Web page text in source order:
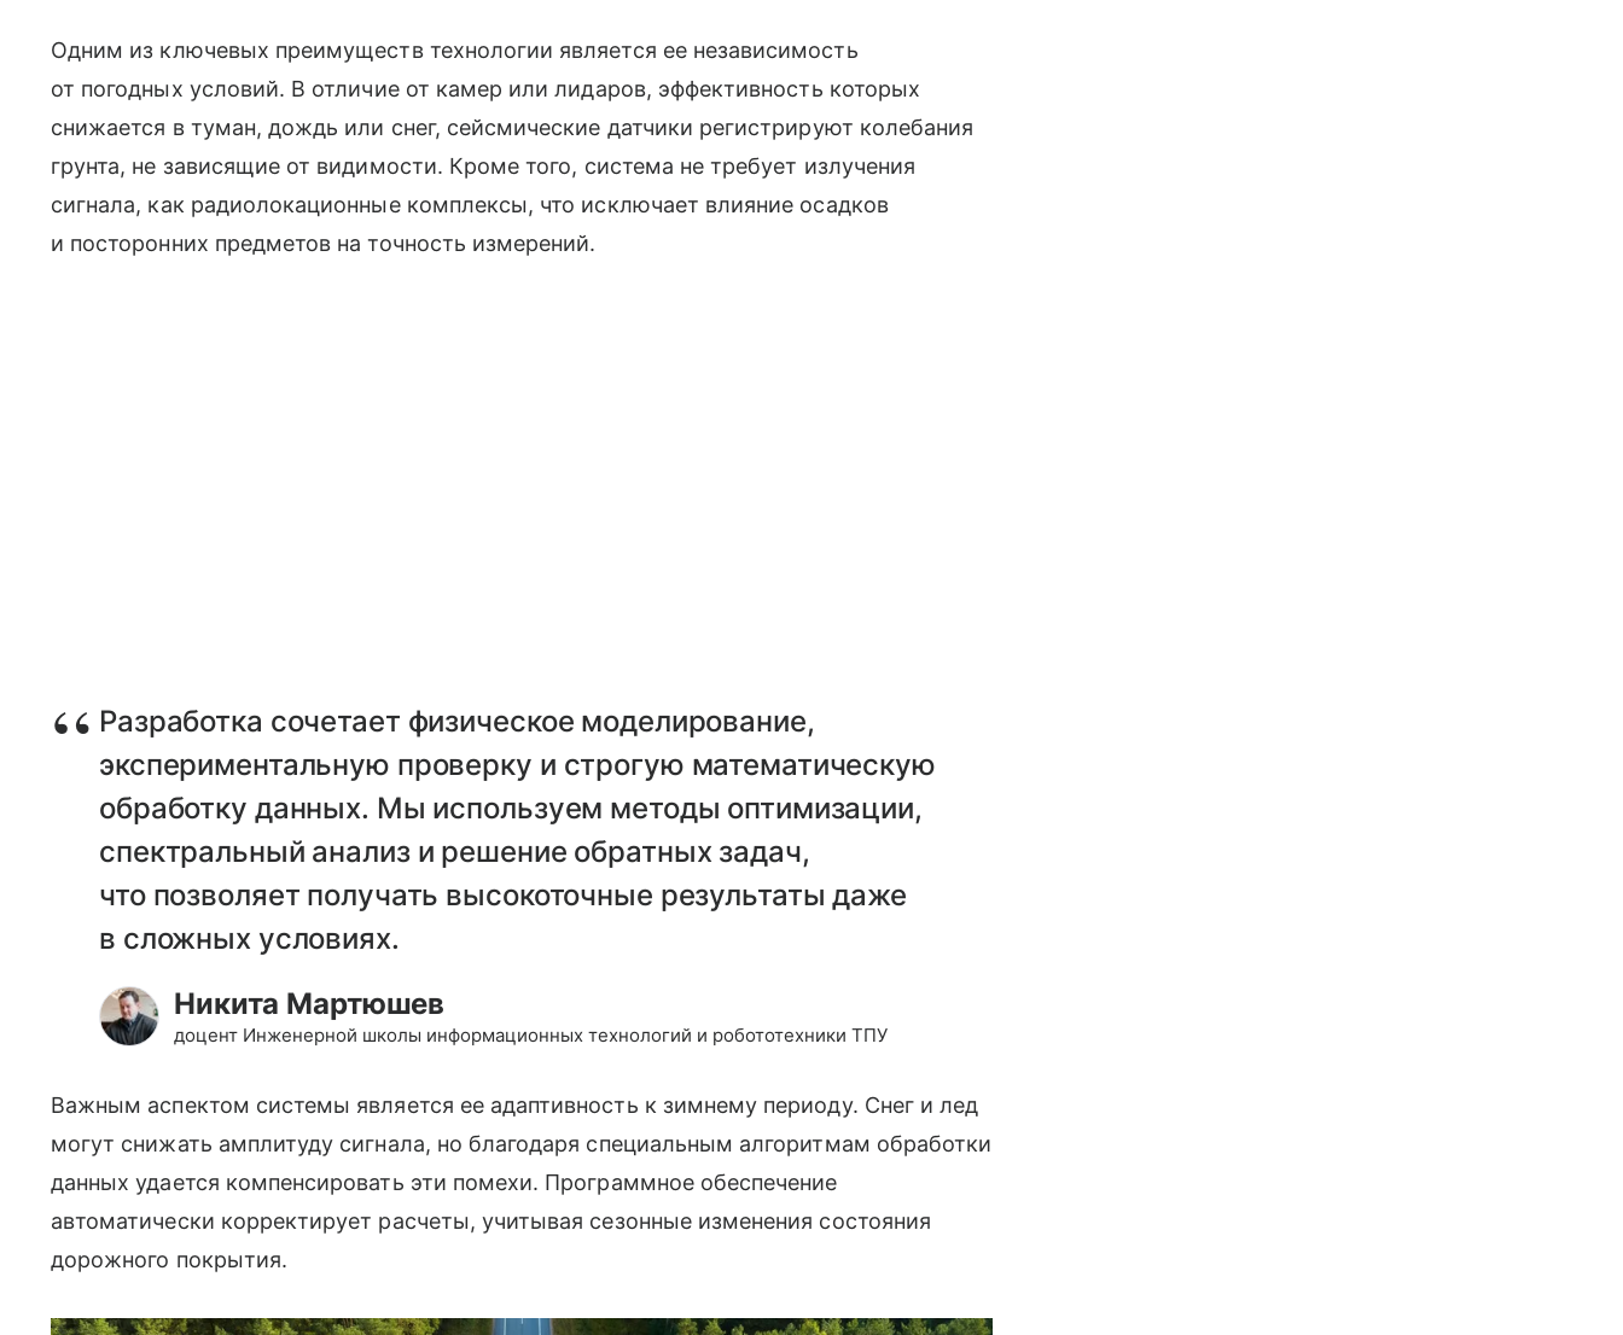
Одним из ключевых преимуществ технологии является ее независимость
от погодных условий. В отличие от камер или лидаров, эффективность которых
снижается в туман, дождь или снег, сейсмические датчики регистрируют колебания
грунта, не зависящие от видимости. Кроме того, система не требует излучения
сигнала, как радиолокационные комплексы, что исключает влияние осадков
и посторонних предметов на точность измерений.
Разработка сочетает физическое моделирование,
экспериментальную проверку и строгую математическую
обработку данных. Мы используем методы оптимизации,
спектральный анализ и решение обратных задач,
что позволяет получать высокоточные результаты даже
в сложных условиях.
Никита Мартюшев
доцент Инженерной школы информационных технологий и робототехники ТПУ
Важным аспектом системы является ее адаптивность к зимнему периоду. Снег и лед
могут снижать амплитуду сигнала, но благодаря специальным алгоритмам обработки
данных удается компенсировать эти помехи. Программное обеспечение
автоматически корректирует расчеты, учитывая сезонные изменения состояния
дорожного покрытия.